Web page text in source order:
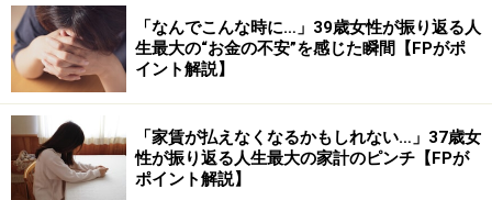
保険と車のローンを見直し
「農家だけの給料では生活できないので転職しました」
と話す女性。家計を支えるために自身が仕事を掛け持ち
するかたわら、専門家の知恵も借りながら家計の見直し
を図りました。
「なんでこんな時に…」39歳女性が振り返る人
生最大の“お金の不安”を感じた瞬間【FPがポ
イント解説】
「家賃が払えなくなるかもしれない…」37歳女
性が振り返る人生最大の家計のピンチ【FPが
ポイント解説】